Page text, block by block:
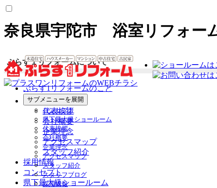
奈良県宇陀市 浴室リフォー
ぷらす1リフォームのこと
サブメニューを展開
コンセプト
県下最大級ショールーム
代表挨拶
会社概要
企業理念
アクセスマップ
スタッフ紹介
スタッフブログ
採用情報
ぷらす１リフォームについて
会社案内
代表挨拶
会社概要
企業理念
アクセスマップ
スタッフ紹介
採用情報
コンセプト
県下最大級ショールーム